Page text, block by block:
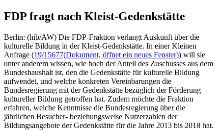
FDP fragt nach Kleist-Gedenkstätte
Berlin: (hib/AW) Die FDP-Fraktion verlangt Auskunft über die
kulturelle Bildung in der Kleist-Gedenkstätte. In einer Kleinen
Anfrage (19/15677(Dokument, öffnet ein neues Fenster)) will sie
unter anderem wissen, wie hoch der Anteil des Zuschusses aus dem
Bundeshaushalt ist, den die Gedenkstätte für kulturelle Bildung
aufwendet, und welche konkreten Vereinbarungen die
Bundesregierung mit der Gedenkstätte bezüglich der Förderung
kultureller Bildung getroffen hat. Zudem möchte die Fraktion
erfahren, welche Kenntnisse die Bundesregierung über die
jährlichen Besucher- beziehungsweise Nutzerzahlen der
Bildungsangebote der Gedenkstätte für die Jahre 2013 bis 2018 hat.